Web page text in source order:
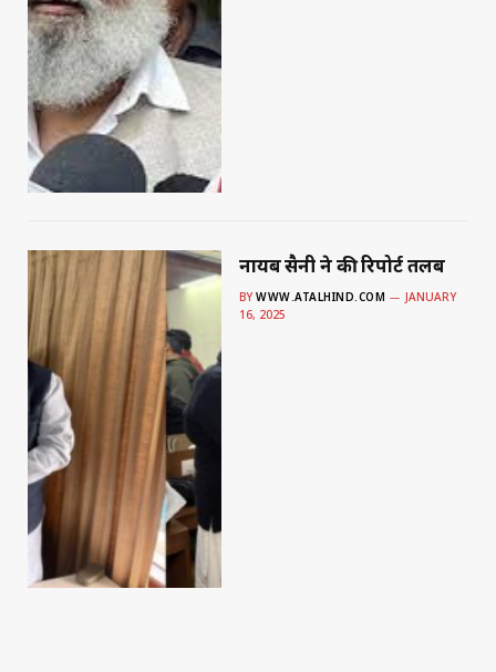
नायब सैनी ने की रिपोर्ट तलब
BY WWW.ATALHIND.COM
JANUARY
16, 2025